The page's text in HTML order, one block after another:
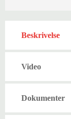
Beskrivelse
Video
Dokumenter